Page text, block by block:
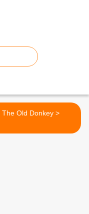
The Old Donkey >